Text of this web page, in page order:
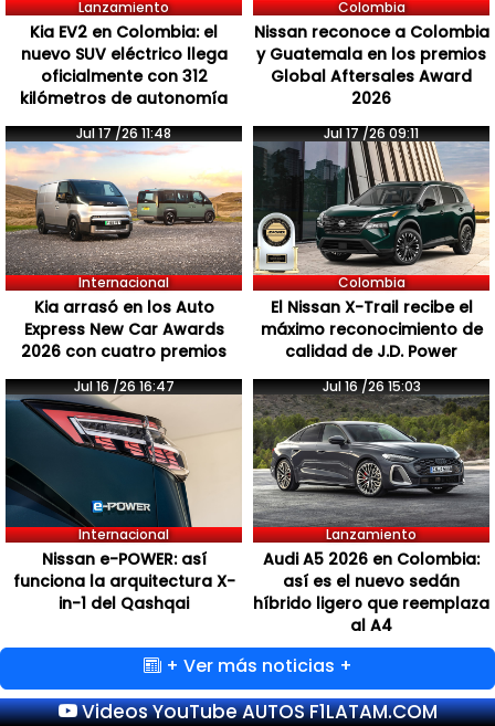
Lanzamiento
Kia EV2 en Colombia: el
nuevo SUV eléctrico llega
oficialmente con 312
kilómetros de autonomía
Colombia
Nissan reconoce a Colombia
y Guatemala en los premios
Global Aftersales Award
2026
Jul 17 /26 11:48
Internacional
Kia arrasó en los Auto
Express New Car Awards
2026 con cuatro premios
Jul 17 /26 09:11
Colombia
El Nissan X-Trail recibe el
máximo reconocimiento de
calidad de J.D. Power
Jul 16 /26 16:47
Internacional
Nissan e-POWER: así
funciona la arquitectura X-
in-1 del Qashqai
Jul 16 /26 15:03
Lanzamiento
Audi A5 2026 en Colombia:
así es el nuevo sedán
híbrido ligero que reemplaza
al A4
+ Ver más noticias +
Videos YouTube AUTOS F1LATAM.COM